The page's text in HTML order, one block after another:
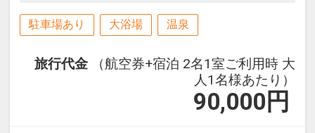
駐車場あり 大浴場 温泉
旅行代金
（航空券+宿泊 2名1室ご利用時 大
人1名様あたり）
90,000 円